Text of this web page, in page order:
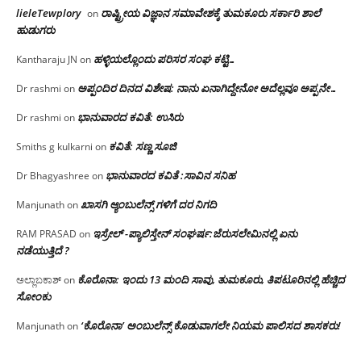
lieleTewplory on ರಾಷ್ಟ್ರೀಯ ವಿಜ್ಞಾನ ಸಮಾವೇಶಕ್ಕೆ‌ ತುಮಕೂರು ಸರ್ಕಾರಿ ಶಾಲೆ
ಹುಡುಗರು
Kantharaju JN on ಹಳ್ಳಿಯಲ್ಲೊಂದು ಪರಿಸರ ಸಂಘ ಕಟ್ಟಿ…
Dr rashmi on ಅಪ್ಪಂದಿರ ದಿನದ ವಿಶೇಷ: ನಾನು ಏನಾಗಿದ್ದೇನೋ‌ ಅದೆಲ್ಲವೂ ಅಪ್ಪನೇ…
Dr rashmi on ಭಾನುವಾರದ ಕವಿತೆ: ಉಸಿರು
Smiths g kulkarni on ಕವಿತೆ: ಸಣ್ಣ ಸೂಜಿ
Dr Bhagyashree on ಭಾನುವಾರದ ಕವಿತೆ :ಸಾವಿನ ಸನಿಹ
Manjunathonಖಾಸಗಿ ಆ್ಯಂಬುಲೆನ್ಸ್ ಗಳಿಗೆ ದರ ನಿಗದಿ
RAM PRASAD on ಇಸ್ರೇಲ್ -ಪ್ಯಾಲಿಸ್ತೇನ್ ಸಂಘರ್ಷ:ಜೆರುಸಲೇಮಿನಲ್ಲಿ ಏನು
ನಡೆಯುತ್ತಿದೆ ?
ಅಲ್ಲಾಬಕಾಶ್on ಕೊರೊನಾ: ಇಂದು 13 ಮಂದಿ ಸಾವು, ತುಮಕೂರು, ತಿಪಟೂರಿನಲ್ಲಿ ಹೆಚ್ಚಿದ
ಸೋಂಕು
Manjunathon ‘ಕೊರೊನಾ’ ಅಂಬುಲೆನ್ಸ್ ಕೊಡುವಾಗಲೇ ನಿಯಮ ಪಾಲಿಸದ ಶಾಸಕರು!